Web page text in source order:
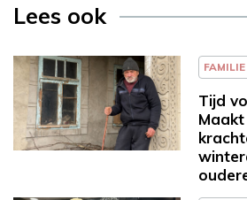
Lees ook
Tijd